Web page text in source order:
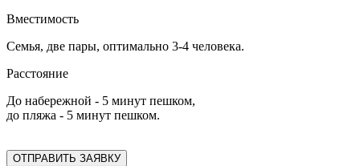
Вместимость
Семья, две пары, оптимально 3-4 человека.
Расстояние
До набережной - 5 минут пешком,
до пляжа - 5 минут пешком.
ОТПРАВИТЬ ЗАЯВКУ